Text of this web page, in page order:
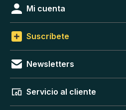
Mi cuenta
Suscríbete
Newsletters
Servicio al cliente